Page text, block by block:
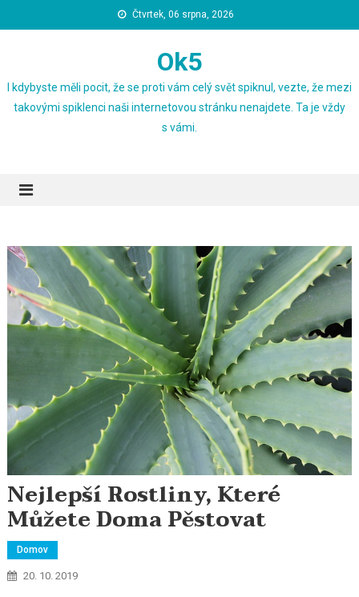
to
Čtvrtek, 06 srpna, 2026
Ok5
I kdybyste měli pocit, že se proti vám celý svět spiknul, vezte, že mezi
takovými spiklenci naši internetovou stránku nenajdete. Ta je vždy
s vámi.
Nejlepší Rostliny, Které
Můžete Doma Pěstovat
Domov
20. 10. 2019